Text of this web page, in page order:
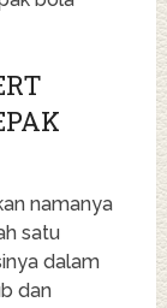
namanya
satu
dalam
dan